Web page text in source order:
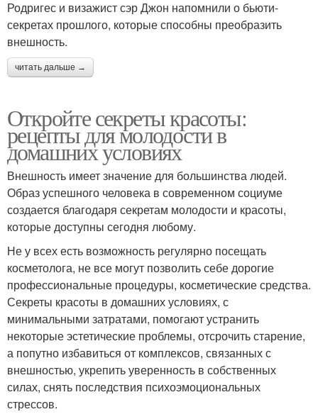
Родригес и визажист сэр Джон напомнили о бьюти-
секретах прошлого, которые способны преобразить
внешность.
читать дальше →
Откройте секреты красоты:
рецепты для молодости в
домашних условиях
Внешность имеет значение для большинства людей.
Образ успешного человека в современном социуме
создается благодаря секретам молодости и красоты,
которые доступны сегодня любому.
Не у всех есть возможность регулярно посещать
косметолога, не все могут позволить себе дорогие
профессиональные процедуры, косметические средства.
Секреты красоты в домашних условиях, с
минимальными затратами, помогают устранить
некоторые эстетические проблемы, отсрочить старение,
а попутно избавиться от комплексов, связанных с
внешностью, укрепить уверенность в собственных
силах, снять последствия психоэмоциональных
стрессов.